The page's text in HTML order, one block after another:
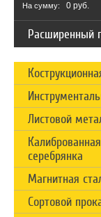
На сумму:
0 руб.
Расширенный
Листовой
серебрянка
Магнитная
Сортовой